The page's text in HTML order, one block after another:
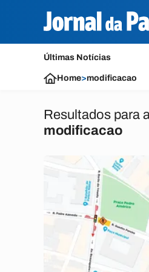
Últimas Notícias
Home>modificacao
Resultados para
modificacao